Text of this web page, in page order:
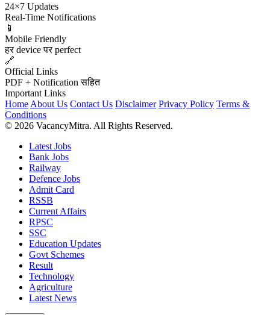
24×7 Updates
Real-Time Notifications
📱
Mobile Friendly
हर device पर perfect
🔗
Official Links
PDF + Notification सहित
Important Links
Home About Us Contact Us Disclaimer Privacy Policy Terms &
Conditions
© 2026 VacancyMitra. All Rights Reserved.
Latest Jobs
Bank Jobs
Railway
Defence Jobs
Admit Card
RSSB
Current Affairs
RPSC
SSC
Education Updates
Govt Schemes
Result
Technology
Agriculture
Latest News